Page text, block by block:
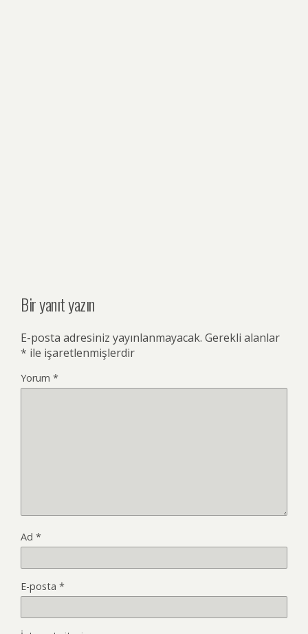
Bir yanıt yazın
E-posta adresiniz yayınlanmayacak. Gerekli alanlar
* ile işaretlenmişlerdir
Yorum *
Ad *
E-posta *